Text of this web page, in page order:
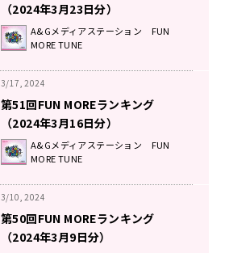
（2024年3月23日分）
A&Gメディアステーション FUN
MORE TUNE
3/17, 2024
第51回FUN MOREランキング
（2024年3月16日分）
A&Gメディアステーション FUN
MORE TUNE
3/10, 2024
第50回FUN MOREランキング
（2024年3月9日分）